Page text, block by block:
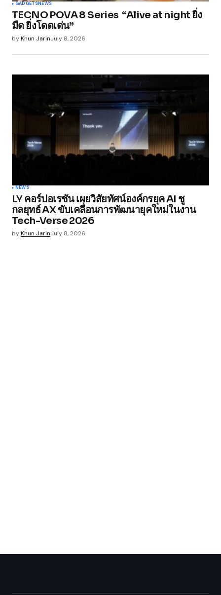
GADGETSNEWS
TECNO POVA 8 Series “Alive at night ยิ่ง
มืด ยิ่งโดดเด่น”
byKhun JarinJuly 8, 2026
NEWS
LY คอร์ปอเรชัน เผยวิสัยทัศน์องค์กรยุค AI ชู
กลยุทธ์ AX ขับเคลื่อนการพัฒนายุคใหม่ในงาน
Tech-Verse 2026
byKhun JarinJuly 8, 2026